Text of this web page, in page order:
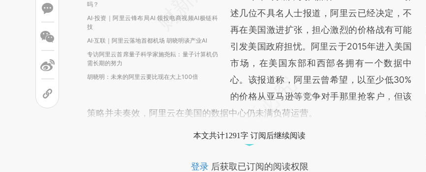
吗？
AI·投资｜阿里云锋布局AI 领投电商视频AI极链科
技
AI·互联｜阿里云落地首都机场 胡晓明谈产业AI
专访阿里云首席量子科学家施尧耘：量子计算机仍
需长期的努力
胡晓明：未来的阿里云要比现在大上100倍
述几位不具名人士报道，阿里云已经决定，不
再在美国激进扩张，担心激烈的价格战有可能
引发美国政府担忧。阿里云于2015年进入美国
市场，在美国东部和西部各拥有一个数据中
心。该报道称，阿里云曾希望，以至少低30%
的价格从亚马逊等竞争对手那里抢客户，但该
策略并未奏效，阿里云在美国的数据中心仍未满负荷运营。
本文共计1291字 订阅后继续阅读
登录后获取已订阅的阅读权限